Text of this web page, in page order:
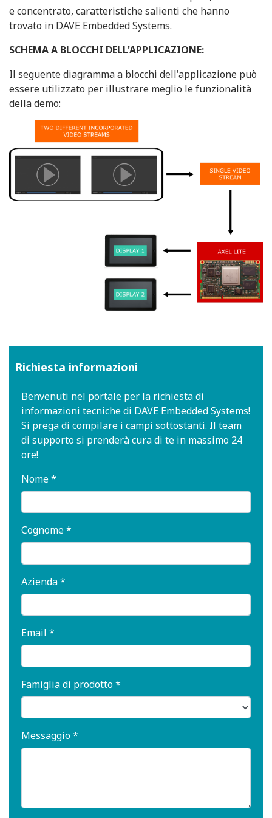
e concentrato, caratteristiche salienti che hanno
trovato in DAVE Embedded Systems.
SCHEMA A BLOCCHI DELL'APPLICAZIONE:
Il seguente diagramma a blocchi dell'applicazione può
essere utilizzato per illustrare meglio le funzionalità
della demo:
Richiesta informazioni
Benvenuti nel portale per la richiesta di
informazioni tecniche di DAVE Embedded Systems!
Si prega di compilare i campi sottostanti. Il team
di supporto si prenderà cura di te in massimo 24
ore!
Nome *
Cognome *
Azienda *
Email *
Famiglia di prodotto *
Messaggio *